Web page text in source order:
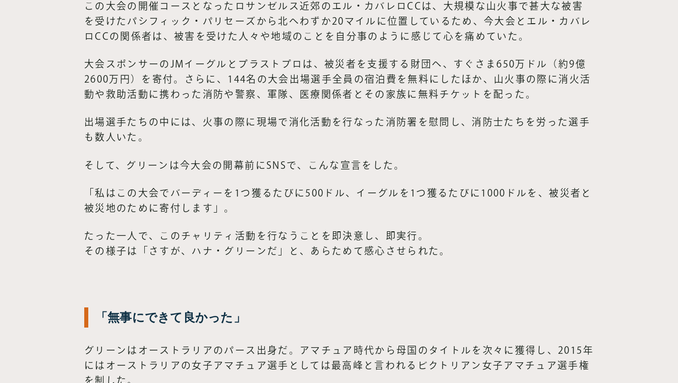
この大会の開催コースとなったロサンゼルス近郊のエル・カバレロCCは、大規模な山火事で甚大な被害
を受けたパシフィック・パリセーズから北へわずか20マイルに位置しているため、今大会とエル・カバレ
ロCCの関係者は、被害を受けた人々や地域のことを自分事のように感じて心を痛めていた。
大会スポンサーのJMイーグルとプラストプロは、被災者を支援する財団へ、すぐさま650万ドル（約9億
2600万円）を寄付。さらに、144名の大会出場選手全員の宿泊費を無料にしたほか、山火事の際に消火活
動や救助活動に携わった消防や警察、軍隊、医療関係者とその家族に無料チケットを配った。
出場選手たちの中には、火事の際に現場で消化活動を行なった消防署を慰問し、消防士たちを労った選手
も数人いた。
そして、グリーンは今大会の開幕前にSNSで、こんな宣言をした。
「私はこの大会でバーディーを1つ獲るたびに500ドル、イーグルを1つ獲るたびに1000ドルを、被災者と
被災地のために寄付します」。
たった一人で、このチャリティ活動を行なうことを即決意し、即実行。
その様子は「さすが、ハナ・グリーンだ」と、あらためて感心させられた。
「無事にできて良かった」
グリーンはオーストラリアのパース出身だ。アマチュア時代から母国のタイトルを次々に獲得し、2015年
にはオーストラリアの女子アマチュア選手としては最高峰と言われるビクトリアン女子アマチュア選手権
を制した。